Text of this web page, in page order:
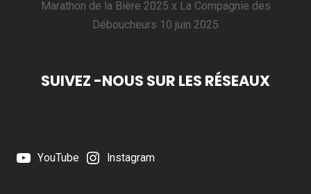
Marathon de la Bière 2025 x La Compagnie des
Déboucheurs 10 juin 2025
SUIVEZ -NOUS SUR LES RÉSEAUX
YouTube Instagram